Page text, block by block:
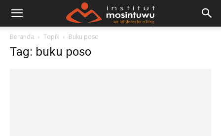
Beranda Topik Buku poso
Tag: buku poso